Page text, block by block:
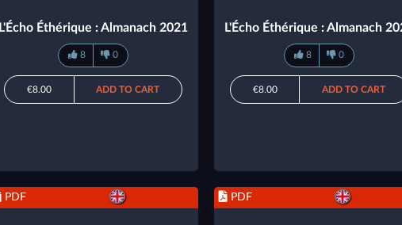
L'Écho Éthérique : Almanach 2021
8 0
€8.00 ADD TO CART
L'Écho Éthérique : Almanach
8 0
€8.00 ADD TO CART
PDF PDF